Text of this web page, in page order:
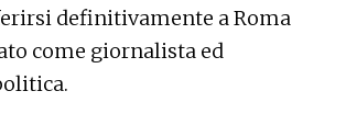
definitivamente a Roma
come giornalista ed